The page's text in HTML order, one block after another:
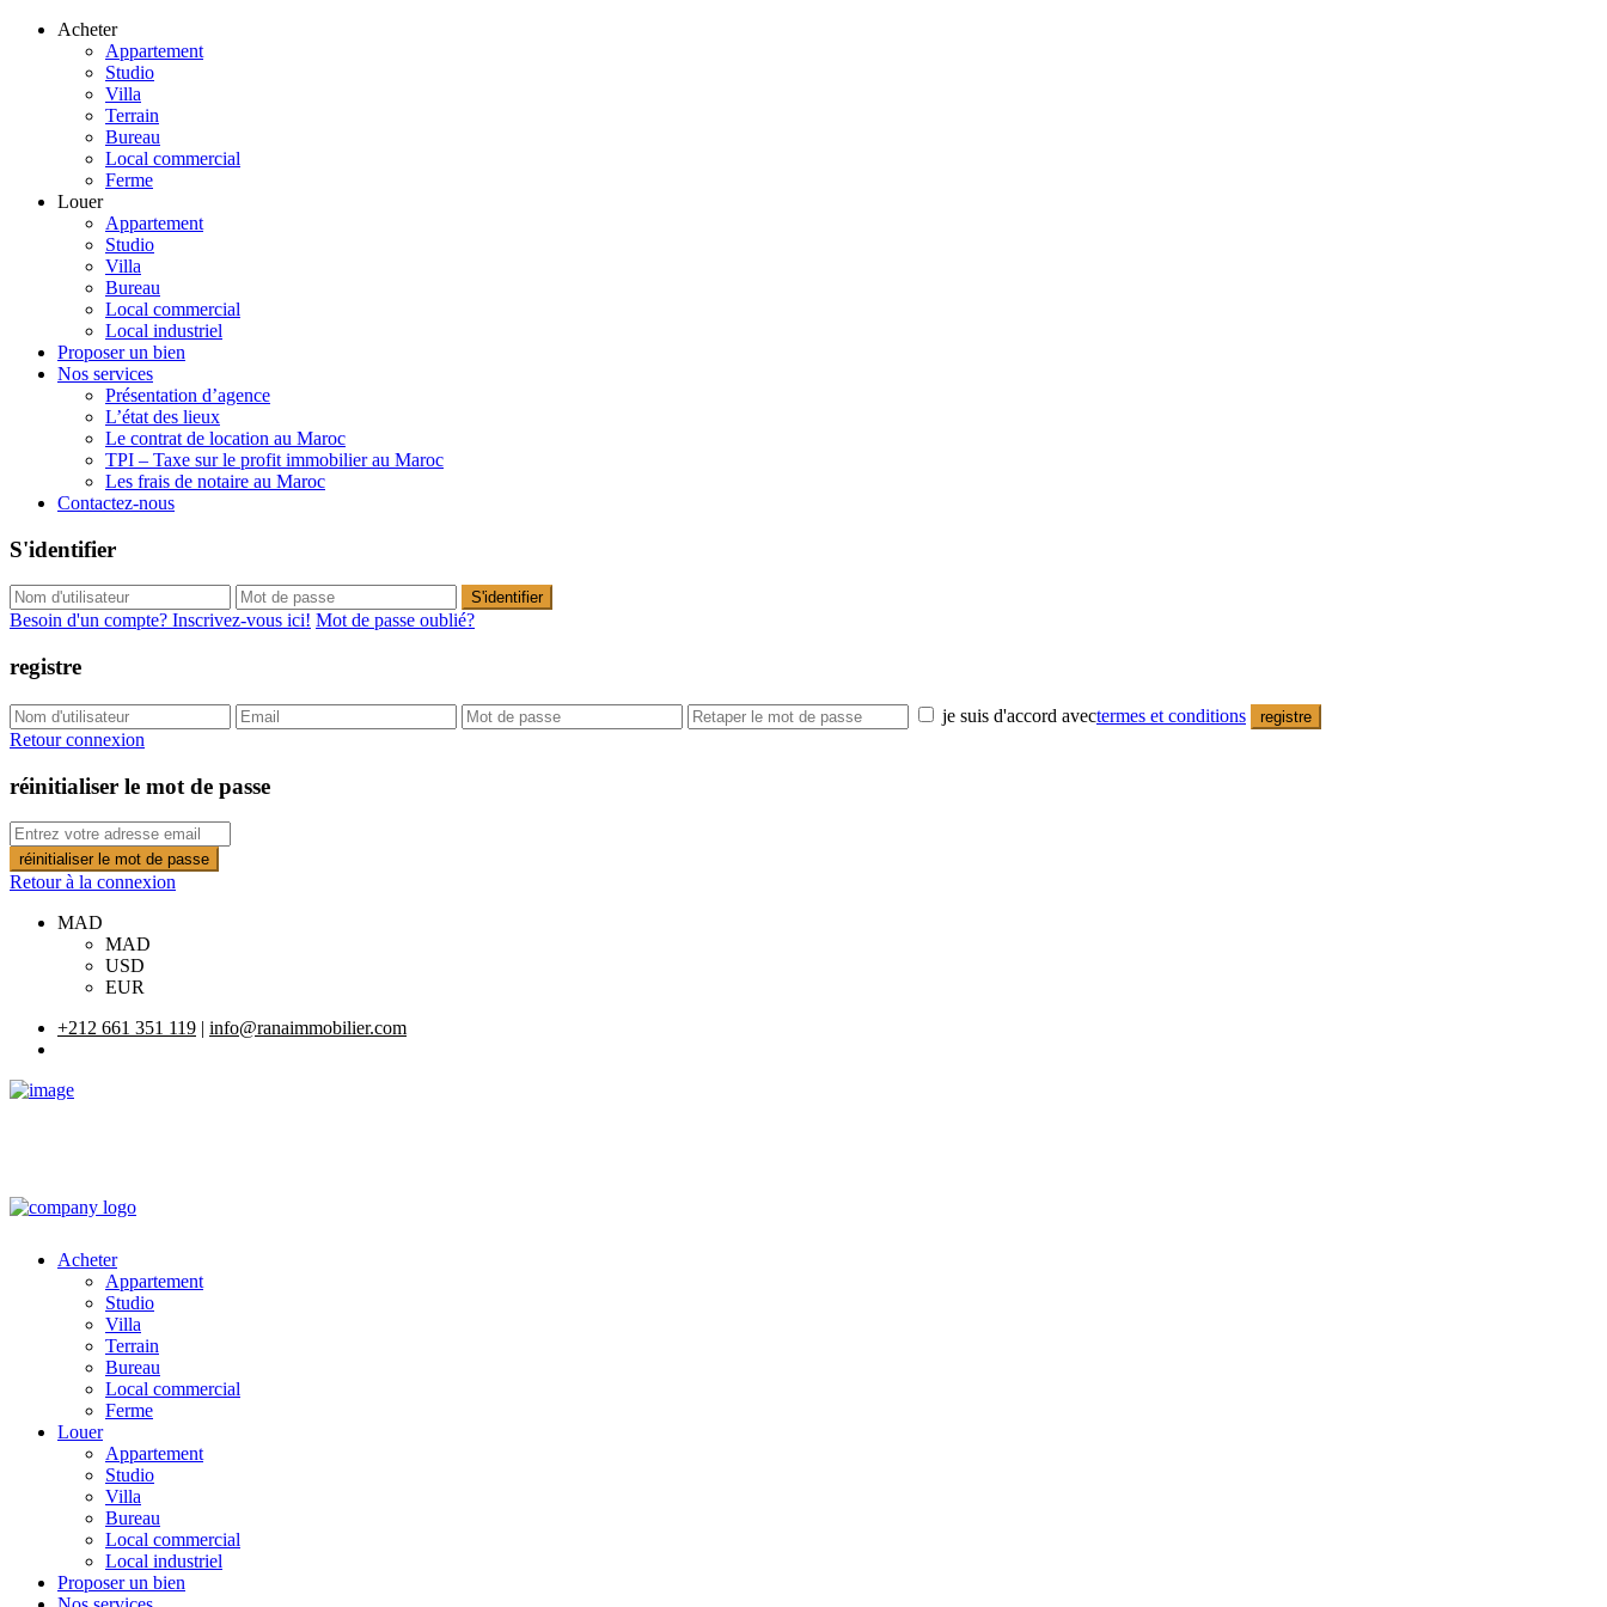
Acheter
Appartement
Studio
Villa
Terrain
Bureau
Local commercial
Ferme
Louer
Appartement
Studio
Villa
Bureau
Local commercial
Local industriel
Proposer un bien
Nos services
Présentation d’agence
L’état des lieux
Le contrat de location au Maroc
TPI – Taxe sur le profit immobilier au Maroc
Les frais de notaire au Maroc
Contactez-nous
S'identifier
S'identifier
Besoin d'un compte? Inscrivez-vous ici! Mot de passe oublié?
registre
je suis d'accord avectermes et conditions registre
Retour connexion
réinitialiser le mot de passe
réinitialiser le mot de passe
Retour à la connexion
MAD
MAD
USD
EUR
+212 661 351 119 | info@ranaimmobilier.com
Acheter
Appartement
Studio
Villa
Terrain
Bureau
Local commercial
Ferme
Louer
Appartement
Studio
Villa
Bureau
Local commercial
Local industriel
Proposer un bien